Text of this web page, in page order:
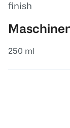
finish
250 ml